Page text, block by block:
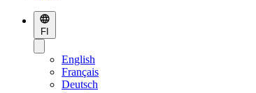
FI
English
Français
Deutsch